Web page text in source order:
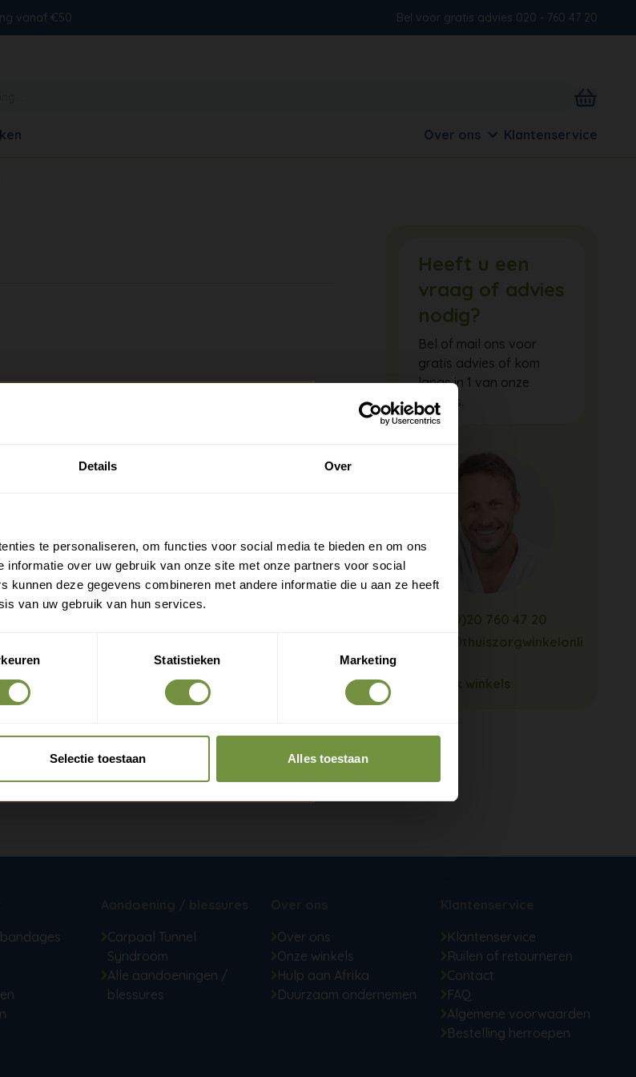
Details Over
te personaliseren, om functies voor social media te bieden en om ons
informatie over uw gebruik van onze site met onze partners voor social
kunnen deze gegevens combineren met andere informatie die u aan ze heeft
van uw gebruik van hun services.
Statistieken Marketing
Selectie toestaan Alles toestaan
vanaf €50 Bel voor gratis advies 020 - 760 47 20
Over ons Klantenservice
Heeft u een
vraag of advies
nodig?
Bel of mail ons voor
gratis advies of kom
langs in 1 van onze
winkels.
+31 (0)20 760 47 20
info@thuiszorgwinkelonli
Bekijk winkels
Carpaal Tunnel
Syndroom
Alle aandoeningen /
blessures
Over ons
Onze winkels
Hulp aan Afrika
Duurzaam ondernemen
Klantenservice
Ruilen of retourneren
Contact
FAQ
Algemene voorwaarden
Bestelling herroepen
e-mail achter.
op je eerste bestelling
als eerste ontdekken
tips over zorg en herstel
voor abonnees
Claim gratis verzending